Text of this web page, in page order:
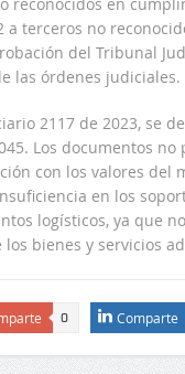
a terceros no
del Tribunal
las órdenes judiciales.
2117 de 2023, se
Los documentos
con los valores del
en los
logísticos, ya que
bienes y servicios
0 Comparte